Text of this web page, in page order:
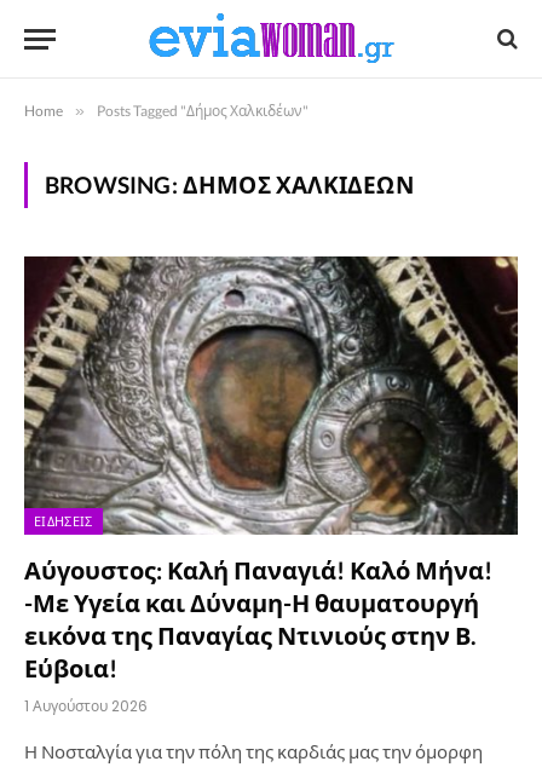
Home » Posts Tagged "Δήμος Χαλκιδέων"
BROWSING: ΔΉΜΟΣ ΧΑΛΚΙΔΈΩΝ
ΕΙΔΉΣΕΙΣ
Αύγουστος: Καλή Παναγιά! Καλό Μήνα!
-Με Υγεία και Δύναμη-Η θαυματουργή
εικόνα της Παναγίας Ντινιούς στην Β.
Εύβοια!
1 Αυγούστου 2026
Η Νοσταλγία για την πόλη της καρδιάς μας την όμορφη